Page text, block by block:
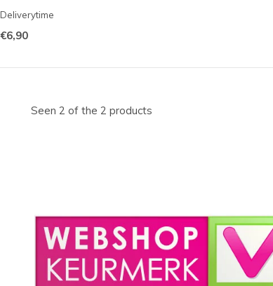
Deliverytime
€6,90
Seen 2 of the 2 products